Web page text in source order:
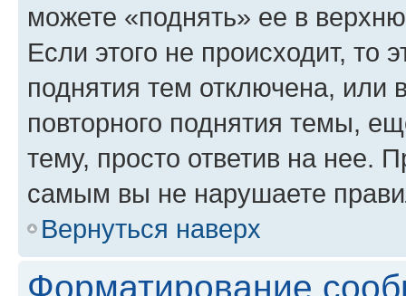
можете «поднять» ее в
Если этого не происходит, то
поднятия тем отключена, или
повторного поднятия темы,
тему, просто ответив на нее.
самым вы не нарушаете
Вернуться наверх
Форматирование